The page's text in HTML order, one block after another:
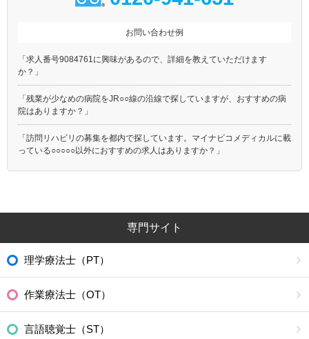
お問い合わせ例
「求人番号9084761に興味があるので、詳細を教えていただけます
か？」
「残業が少なめの病院をJR○○線の沿線で探していますが、おすすめの病
院はありますか？」
「訪問リハビリの募集を都内で探しています。マイナビコメディカルに載
っている○○○○○以外におすすめの求人はありますか？」
専門サイト
理学療法士（PT）
作業療法士（OT）
言語聴覚士（ST）